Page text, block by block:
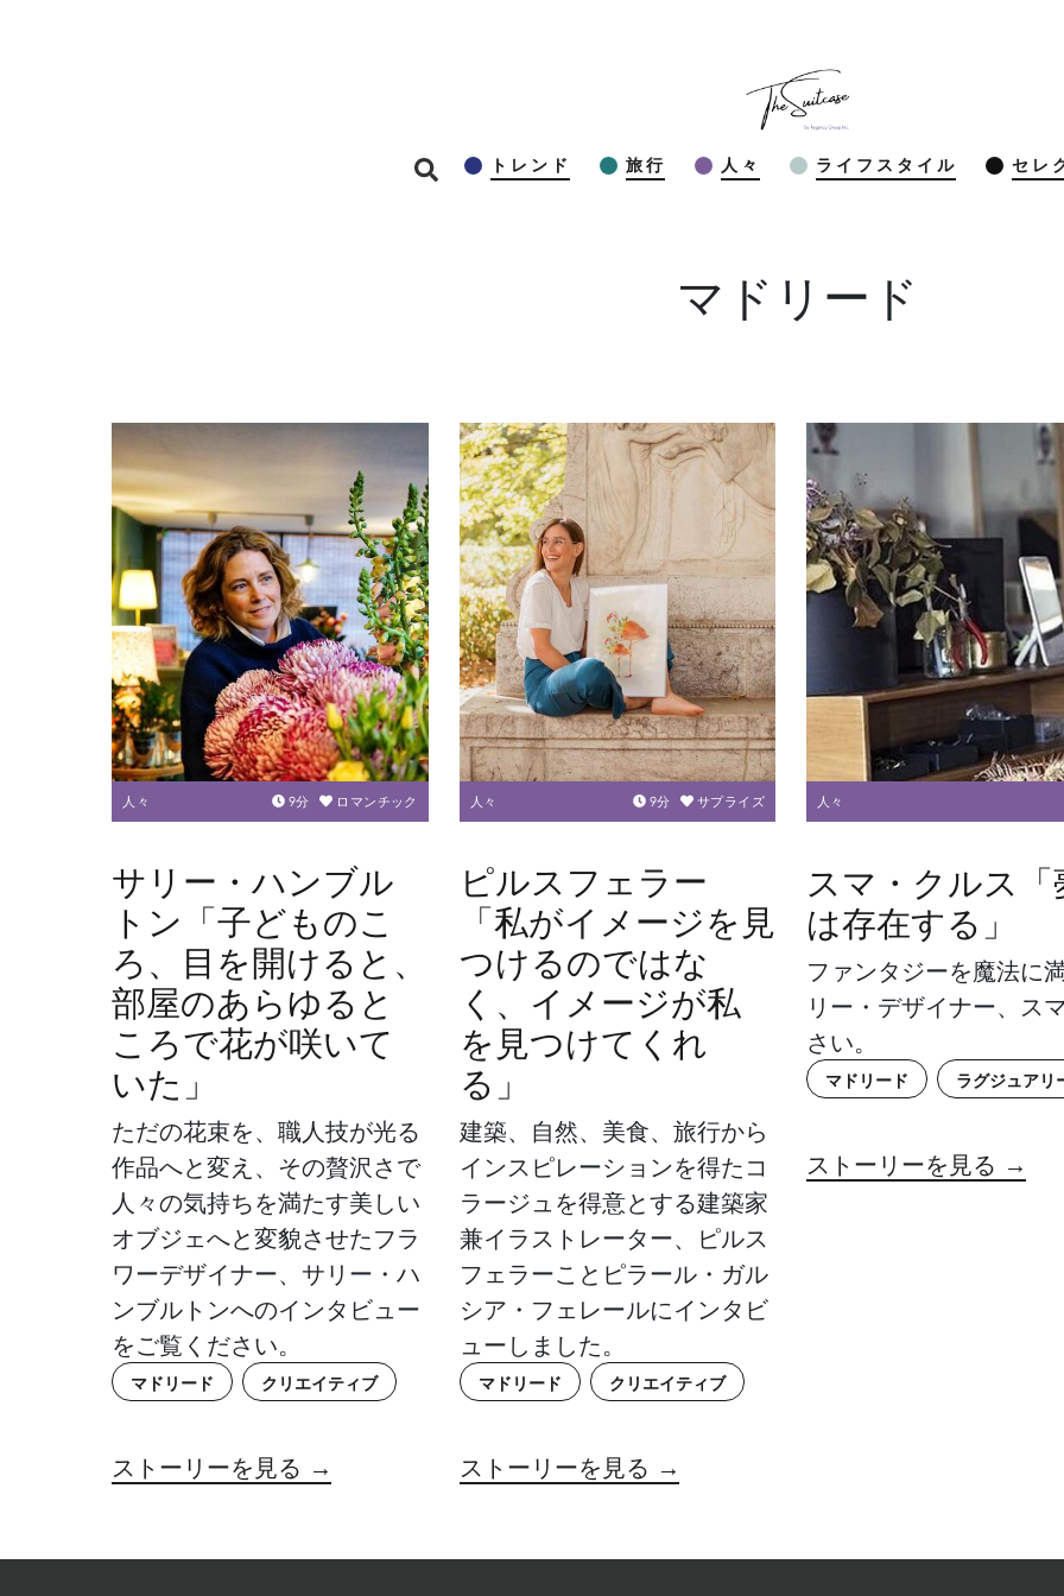
トレンド 旅行 人々 ライフスタイル セレ
マドリード
人々 9分 ロマンチック
サリー・ハンブル
トン「子どものこ
ろ、目を開けると、
部屋のあらゆると
ころで花が咲いて
いた」
ただの花束を、職人技が光る
作品へと変え、その贅沢さで
人々の気持ちを満たす美しい
オブジェへと変貌させたフラ
ワーデザイナー、サリー・ハ
ンブルトンへのインタビュー
をご覧ください。
マドリード クリエイティブ
ストーリーを見る →
人々 9分 サプライズ
ピルスフェラー
「私がイメージを見
つけるのではな
く、イメージが私
を見つけてくれ
る」
建築、自然、美食、旅行から
インスピレーションを得たコ
ラージュを得意とする建築家
兼イラストレーター、ピルス
フェラーことピラール・ガル
シア・フェレールにインタビ
ューしました。
マドリード クリエイティブ
ストーリーを見る →
人々
スマ・クルス
は存在する」
ファンタジーを魔法に
リー・デザイナー、ス
さい。
マドリード ラグジュアリ
ストーリーを見る →